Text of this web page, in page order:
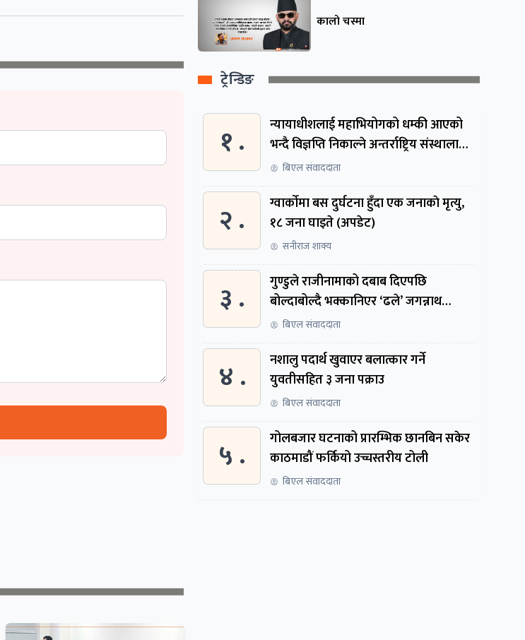
कालो चस्मा
ट्रेन्डिङ
१ .
न्यायाधीशलाई महाभियोगको धम्की आएको
भन्दै विज्ञप्ति निकाल्ने अन्तर्राष्ट्रिय संस्थालाई
संसदीय समितिमा बोलाइयो
बिएल संवाददाता
२ .
ग्वार्काेमा बस दुर्घटना हुँदा एक जनाकाे मृत्यु,
१८ जना घाइते (अपडेट)
सनीराज शाक्य
३ .
गुण्डुले राजीनामाको दबाब दिएपछि
बोल्दाबोल्दै भक्कानिएर ‘ढले’ जगन्नाथ
थपलिया
बिएल संवाददाता
४ .
नशालु पदार्थ खुवाएर बलात्कार गर्ने
युवतीसहित ३ जना पक्राउ
बिएल संवाददाता
५ .
गोलबजार घटनाको प्रारम्भिक छानबिन सकेर
काठमाडौं फर्कियो उच्चस्तरीय टोली
बिएल संवाददाता